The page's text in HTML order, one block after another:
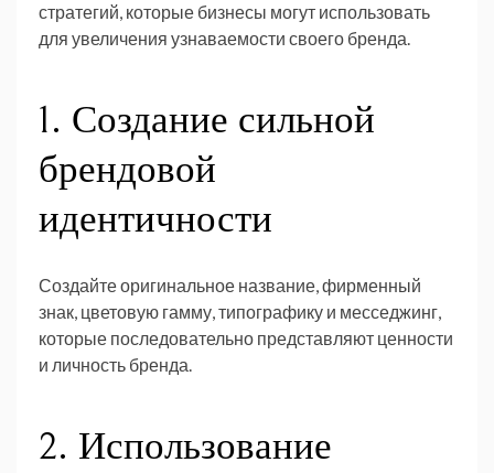
стратегий, которые бизнесы могут использовать
для увеличения узнаваемости своего бренда.
1. Создание сильной
брендовой
идентичности
Создайте оригинальное название, фирменный
знак, цветовую гамму, типографику и месседжинг,
которые последовательно представляют ценности
и личность бренда.
2. Использование